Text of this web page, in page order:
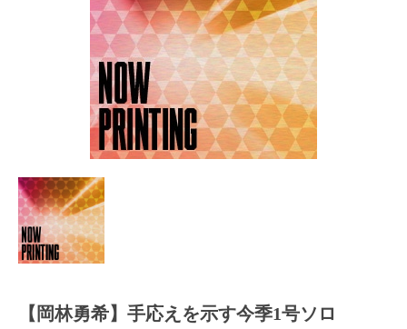
【岡林勇希】手応えを示す今季1号ソロ